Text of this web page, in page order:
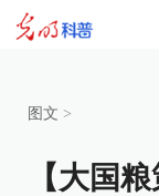
图文 >
【大国